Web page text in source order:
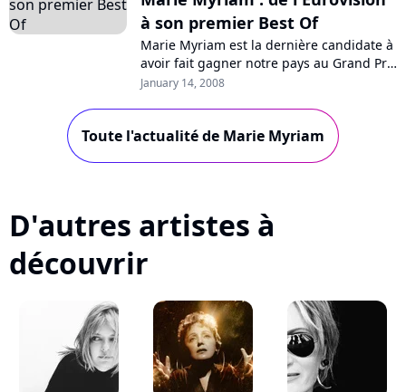
à son premier Best Of
Marie Myriam est la dernière candidate à
avoir fait gagner notre pays au Grand Prix
Eurovision de la Chanson, c'était il y a
January 14, 2008
Toute l'actualité de Marie Myriam
D'autres artistes à
découvrir